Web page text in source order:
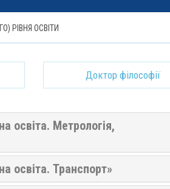
РІВНЯ ОСВІТИ
Доктор філософії
освіта. Метрологія,
освіта. Транспорт»